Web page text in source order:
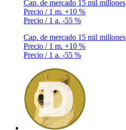
Cap. de mercado 15 mil millones
Precio / 1 m. +10 %
Precio / 1 a. -55 %
Cap. de mercado 15 mil millones
Precio / 1 m. +10 %
Precio / 1 a. -55 %